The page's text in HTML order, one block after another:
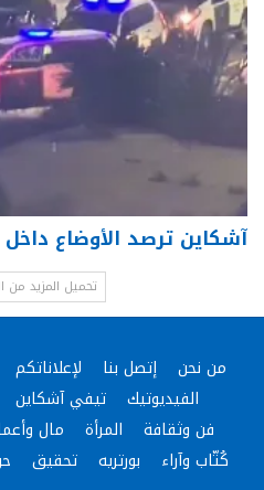
آشكاين ترصد الأوضاع
تحميل المزيد من
من نحن إتصل بنا لإعلاناتكم
الفيديوتيك
تيفي آشكاين
فن وثقافة
المرأة مال
كُتّاب وآراء
بورتريه تحقيق